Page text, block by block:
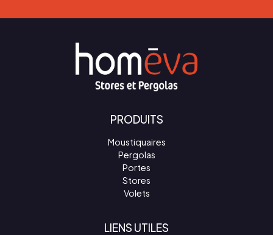
PRODUITS
Moustiquaires
Pergolas
Portes
Stores
Volets
LIENS UTILES